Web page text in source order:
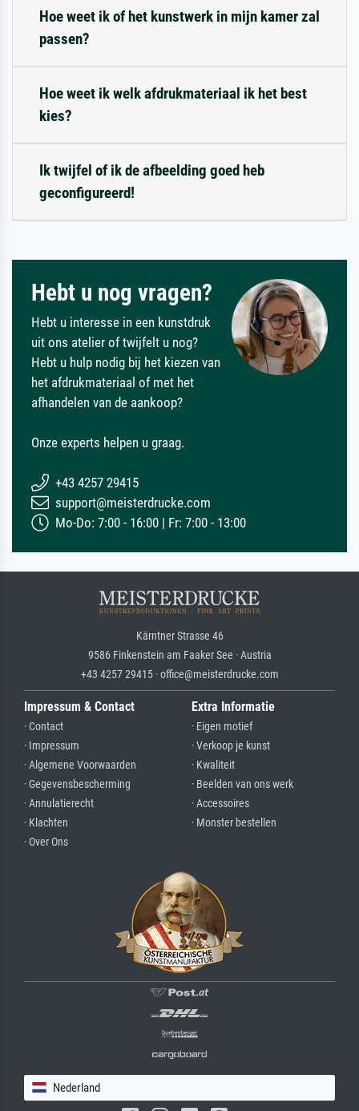
Hoe weet ik of het kunstwerk in mijn kamer zal
passen?
Hoe weet ik welk afdrukmateriaal ik het best
kies?
Ik twijfel of ik de afbeelding goed heb
geconfigureerd!
Hebt u nog vragen?
Hebt u interesse in een kunstdruk
uit ons atelier of twijfelt u nog?
Hebt u hulp nodig bij het kiezen van
het afdrukmateriaal of met het
afhandelen van de aankoop?
Onze experts helpen u graag.
+43 4257 29415
support@meisterdrucke.com
Mo-Do: 7:00 - 16:00 | Fr: 7:00 - 13:00
Kärntner Strasse 46
9586 Finkenstein am Faaker See · Austria
+43 4257 29415 · office@meisterdrucke.com
Impressum & Contact
· Contact
· Impressum
· Algemene Voorwaarden
· Gegevensbescherming
· Annulatierecht
· Klachten
· Over Ons
Extra Informatie
· Eigen motief
· Verkoop je kunst
· Kwaliteit
· Beelden van ons werk
· Accessoires
· Monster bestellen
Nederland